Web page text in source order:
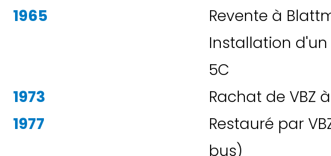
1965
Revente à
Installation
5C
1973
Rachat de VBZ
1977
Restauré par
bus)